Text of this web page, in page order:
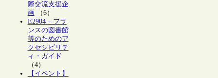
際交流支援企
画 （6）
E2904 – フラ
ンスの図書館
等のためのア
クセシビリテ
ィ・ガイド
（4）
【イベント】